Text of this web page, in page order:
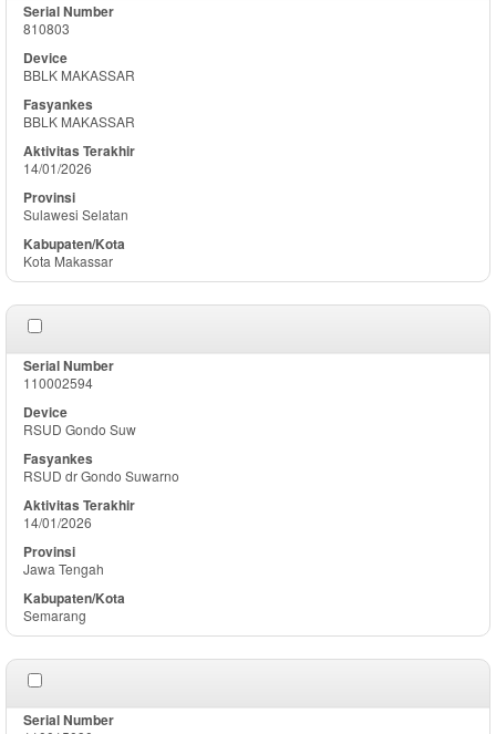
810803
BBLK MAKASSAR
BBLK MAKASSAR
14/01/2026
Sulawesi Selatan
Kota Makassar
110002594
RSUD Gondo Suw
RSUD dr Gondo Suwarno
14/01/2026
Jawa Tengah
Semarang